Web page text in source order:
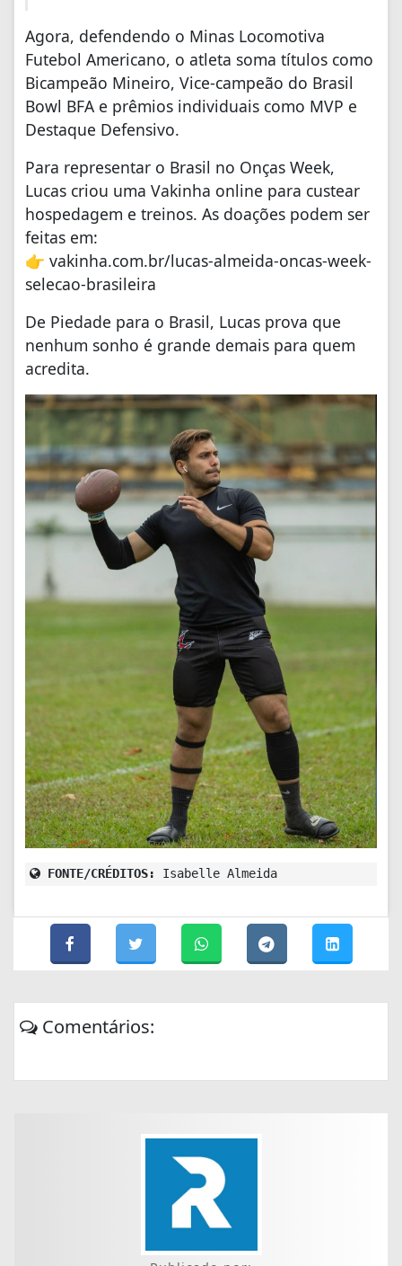
Agora, defendendo o Minas Locomotiva
Futebol Americano, o atleta soma títulos como
Bicampeão Mineiro, Vice-campeão do Brasil
Bowl BFA e prêmios individuais como MVP e
Destaque Defensivo.
Para representar o Brasil no Onças Week,
Lucas criou uma Vakinha online para custear
hospedagem e treinos. As doações podem ser
feitas em:
👉 vakinha.com.br/lucas-almeida-oncas-week-
selecao-brasileira
De Piedade para o Brasil, Lucas prova que
nenhum sonho é grande demais para quem
acredita.
FONTE/CRÉDITOS: Isabelle Almeida
Comentários: